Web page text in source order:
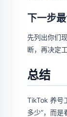
下一步最
先列出你们
断，再决定
总结
TikTok 养号
多少”，而是